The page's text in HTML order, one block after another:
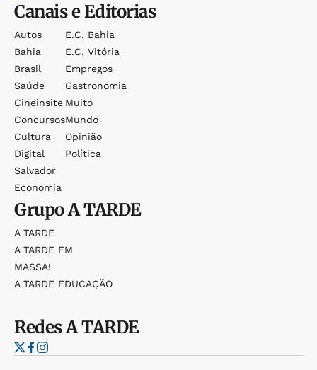
Canais e Editorias
Autos
Bahia
Brasil
Saúde
Cineinsite
Concursos
Cultura
Digital
Salvador
Economia
E.c. Bahia
E.c. Vitória
Empregos
Gastronomia
Muito
Mundo
Opinião
Política
GrupoA TARDE
A TARDE
A TARDE FM
MASSA!
A TARDE EDUCAÇÃO
RedesA TARDE